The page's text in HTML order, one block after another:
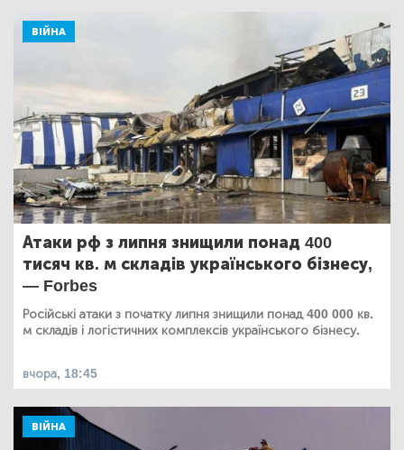
ВІЙНА
Атаки рф з липня знищили понад 400
тисяч кв. м складів українського бізнесу,
— Forbes
Російські атаки з початку липня знищили понад 400 000 кв.
м складів і логістичних комплексів українського бізнесу.
вчора, 18:45
ВІЙНА